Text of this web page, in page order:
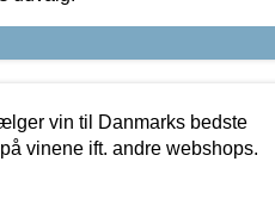
vin til Danmarks bedste
vinene ift. andre webshops.